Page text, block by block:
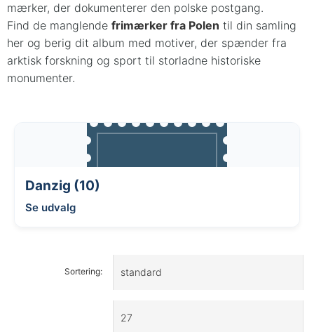
mærker, der dokumenterer den polske postgang.
Find de manglende frimærker fra Polen til din samling
her og berig dit album med motiver, der spænder fra
arktisk forskning og sport til storladne historiske
monumenter.
Danzig (10)
Se udvalg
Sortering: